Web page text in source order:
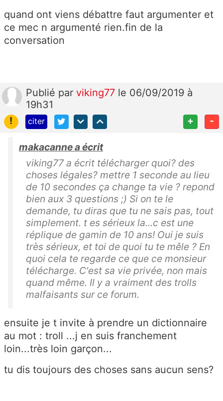
quand ont viens débattre faut argumenter et
ce mec n argumenté rien.fin de la
conversation
Publié par viking77 le 06/09/2019 à
19h31
!
citer + -
makacanne a écrit
viking77 a écrit télécharger quoi? des
choses légales? mettre 1 seconde au lieu
de 10 secondes ça change ta vie ? repond
bien aux 3 questions ;) Si on te le
demande, tu diras que tu ne sais pas, tout
simplement. t es sérieux la...c est une
réplique de gamin de 10 ans! Oui je suis
très sérieux, et toi de quoi tu te mêle ? En
quoi cela te regarde ce que ce monsieur
télécharge. C'est sa vie privée, non mais
quand même. Il y a vraiment des trolls
malfaisants sur ce forum.
ensuite je t invite à prendre un dictionnaire
au mot : troll ...j en suis franchement
loin...très loin garçon...
tu dis toujours des choses sans aucun sens?